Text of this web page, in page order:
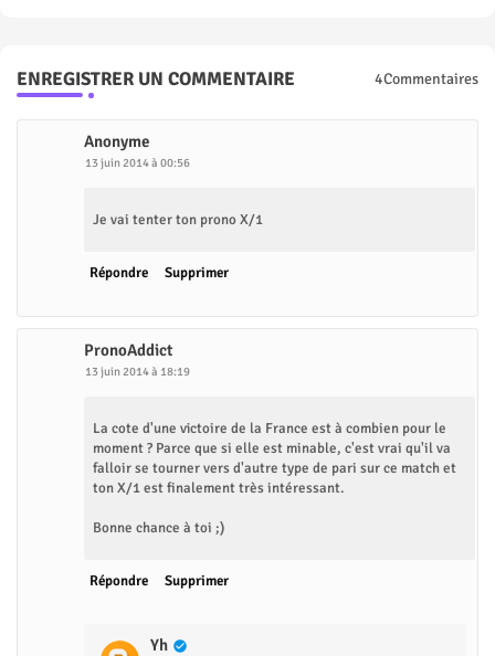
ENREGISTRER UN COMMENTAIRE 4Commentaires
Anonyme
13 juin 2014 à 00:56
Je vai tenter ton prono X/1
Répondre Supprimer
PronoAddict
13 juin 2014 à 18:19
La cote d'une victoire de la France est à combien pour le
moment ? Parce que si elle est minable, c'est vrai qu'il va
falloir se tourner vers d'autre type de pari sur ce match et
ton X/1 est finalement très intéressant.
Bonne chance à toi ;)
Répondre Supprimer
Yh